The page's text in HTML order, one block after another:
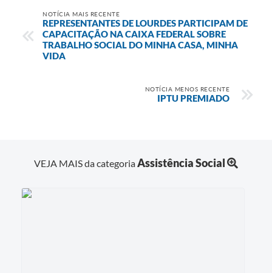
NOTÍCIA MAIS RECENTE
REPRESENTANTES DE LOURDES PARTICIPAM DE
CAPACITAÇÃO NA CAIXA FEDERAL SOBRE
TRABALHO SOCIAL DO MINHA CASA, MINHA
VIDA
NOTÍCIA MENOS RECENTE
IPTU PREMIADO
VEJA MAIS da categoriaAssistência Social